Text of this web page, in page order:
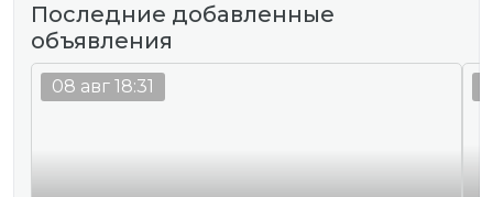
Последние добавленные
объявления
08 авг 18:31